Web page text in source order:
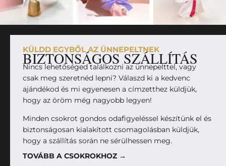
KÜLDD EGYBŐL AZ ÜNNEPELTNEK
BIZTONSÁGOS SZÁLLÍTÁS
Nincs lehetőséged találkozni az ünnepelttel, vagy
csak meg szeretnéd lepni? Válaszd ki a kedvenc
ajándékod és mi egyenesen a címzetthez küldjük,
hogy az öröm még nagyobb legyen!
Minden csokrot gondos odafigyeléssel készítünk el és
biztonságosan kialakított csomagolásban küldjük,
hogy a szállítás során ne sérülhessen meg.
TOVÁBB A CSOKROKHOZ →